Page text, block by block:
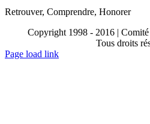
Retrouver, Comprendre, Honorer
Copyright 1998 - 2016 |
Tous droits
Toggle
Page load link